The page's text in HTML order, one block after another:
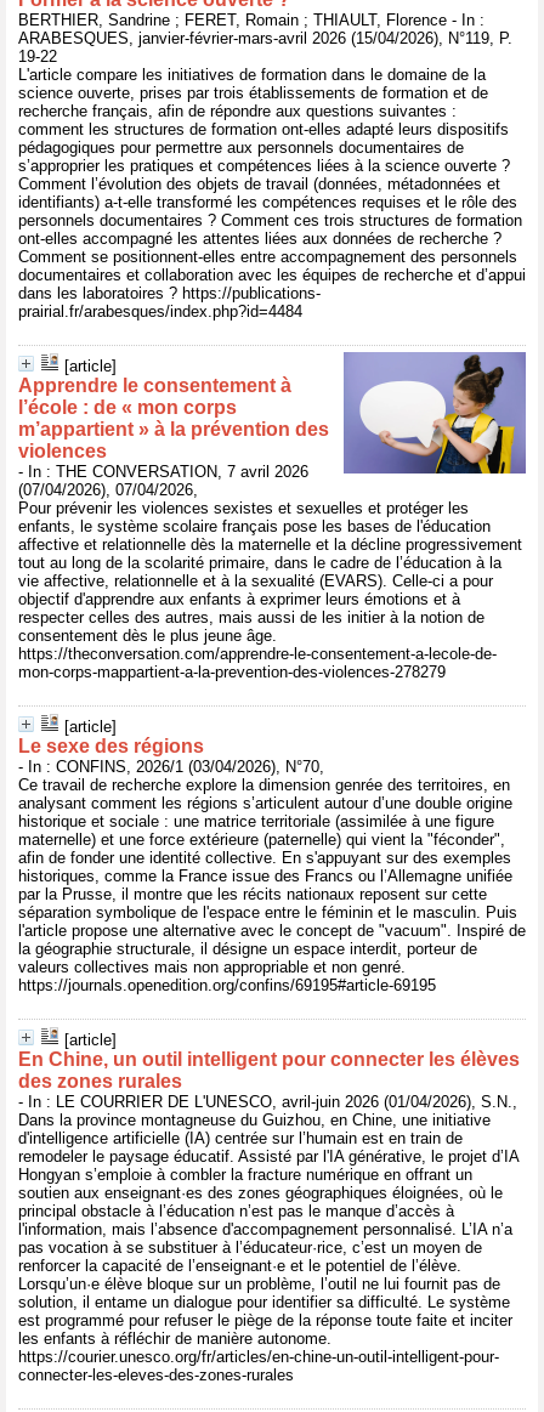
BERTHIER, Sandrine ; FERET, Romain ; THIAULT, Florence - In :
ARABESQUES, janvier-février-mars-avril 2026 (15/04/2026), N°119, P.
19-22
L'article compare les initiatives de formation dans le domaine de la
science ouverte, prises par trois établissements de formation et de
recherche français, afin de répondre aux questions suivantes :
comment les structures de formation ont-elles adapté leurs dispositifs
pédagogiques pour permettre aux personnels documentaires de
s’approprier les pratiques et compétences liées à la science ouverte ?
Comment l’évolution des objets de travail (données, métadonnées et
identifiants) a-t-elle transformé les compétences requises et le rôle des
personnels documentaires ? Comment ces trois structures de formation
ont-elles accompagné les attentes liées aux données de recherche ?
Comment se positionnent-elles entre accompagnement des personnels
documentaires et collaboration avec les équipes de recherche et d’appui
dans les laboratoires ? https://publications-
prairial.fr/arabesques/index.php?id=4484
[article]
Apprendre le consentement à
l’école : de « mon corps
m’appartient » à la prévention des
violences
- In : THE CONVERSATION, 7 avril 2026
(07/04/2026), 07/04/2026,
Pour prévenir les violences sexistes et sexuelles et protéger les
enfants, le système scolaire français pose les bases de l'éducation
affective et relationnelle dès la maternelle et la décline progressivement
tout au long de la scolarité primaire, dans le cadre de l’éducation à la
vie affective, relationnelle et à la sexualité (EVARS). Celle-ci a pour
objectif d'apprendre aux enfants à exprimer leurs émotions et à
respecter celles des autres, mais aussi de les initier à la notion de
consentement dès le plus jeune âge.
https://theconversation.com/apprendre-le-consentement-a-lecole-de-
mon-corps-mappartient-a-la-prevention-des-violences-278279
[article]
Le sexe des régions
- In : CONFINS, 2026/1 (03/04/2026), N°70,
Ce travail de recherche explore la dimension genrée des territoires, en
analysant comment les régions s’articulent autour d’une double origine
historique et sociale : une matrice territoriale (assimilée à une figure
maternelle) et une force extérieure (paternelle) qui vient la "féconder",
afin de fonder une identité collective. En s'appuyant sur des exemples
historiques, comme la France issue des Francs ou l’Allemagne unifiée
par la Prusse, il montre que les récits nationaux reposent sur cette
séparation symbolique de l'espace entre le féminin et le masculin. Puis
l'article propose une alternative avec le concept de "vacuum". Inspiré de
la géographie structurale, il désigne un espace interdit, porteur de
valeurs collectives mais non appropriable et non genré.
https://journals.openedition.org/confins/69195#article-69195
[article]
En Chine, un outil intelligent pour connecter les élèves
des zones rurales
- In : LE COURRIER DE L'UNESCO, avril-juin 2026 (01/04/2026), S.N.,
Dans la province montagneuse du Guizhou, en Chine, une initiative
d'intelligence artificielle (IA) centrée sur l’humain est en train de
remodeler le paysage éducatif. Assisté par l'IA générative, le projet d’IA
Hongyan s’emploie à combler la fracture numérique en offrant un
soutien aux enseignant·es des zones géographiques éloignées, où le
principal obstacle à l’éducation n’est pas le manque d’accès à
l'information, mais l’absence d'accompagnement personnalisé. L’IA n’a
pas vocation à se substituer à l’éducateur·rice, c’est un moyen de
renforcer la capacité de l’enseignant·e et le potentiel de l’élève.
Lorsqu’un·e élève bloque sur un problème, l’outil ne lui fournit pas de
solution, il entame un dialogue pour identifier sa difficulté. Le système
est programmé pour refuser le piège de la réponse toute faite et inciter
les enfants à réfléchir de manière autonome.
https://courier.unesco.org/fr/articles/en-chine-un-outil-intelligent-pour-
connecter-les-eleves-des-zones-rurales